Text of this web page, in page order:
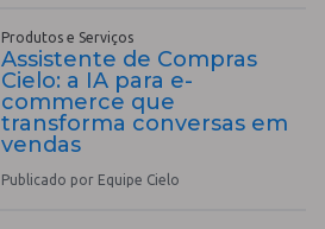
Produtos e Serviços
Assistente de Compras
Cielo: a IA para e-
commerce que
transforma conversas em
vendas
Publicado por Equipe Cielo